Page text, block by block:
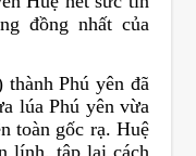
đồng nhất của
Phú yên đã
lúa Phú yên vừa
toàn gốc rạ. Huệ
lính, tập lại cách